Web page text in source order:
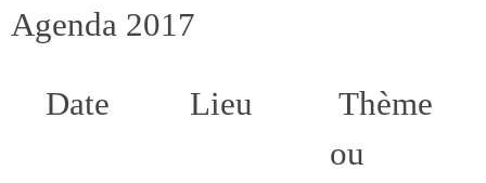
Agenda 2017
Date Lieu
Thème
ou